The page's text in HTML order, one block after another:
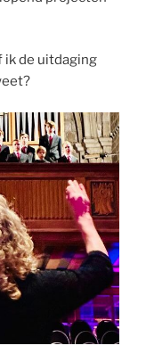
ik de uitdaging